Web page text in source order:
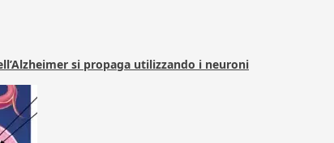
si propaga utilizzando i neuroni